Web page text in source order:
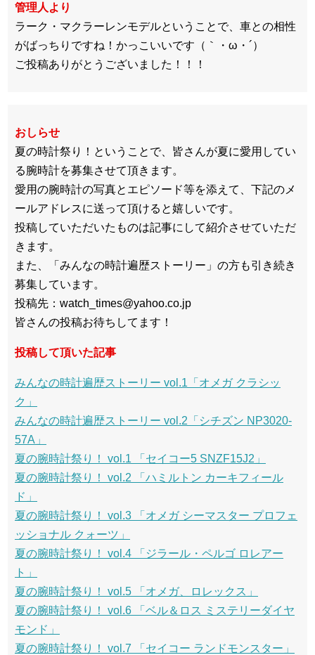
管理人より
ラーク・マクラーレンモデルということで、車との相性
がばっちりですね！かっこいいです（｀・ω・´）
ご投稿ありがとうございました！！！
おしらせ
夏の時計祭り！ということで、皆さんが夏に愛用してい
る腕時計を募集させて頂きます。
愛用の腕時計の写真とエピソード等を添えて、下記のメ
ールアドレスに送って頂けると嬉しいです。
投稿していただいたものは記事にして紹介させていただ
きます。
また、「みんなの時計遍歴ストーリー」の方も引き続き
募集しています。
投稿先：watch_times@yahoo.co.jp
皆さんの投稿お待ちしてます！
投稿して頂いた記事
みんなの時計遍歴ストーリー vol.1「オメガ クラシッ
ク」
みんなの時計遍歴ストーリー vol.2「シチズン NP3020-
57A」
夏の腕時計祭り！ vol.1 「セイコー5 SNZF15J2」
夏の腕時計祭り！ vol.2 「ハミルトン カーキフィール
ド」
夏の腕時計祭り！ vol.3 「オメガ シーマスター プロフェ
ッショナル クォーツ」
夏の腕時計祭り！ vol.4 「ジラール・ペルゴ ロレアー
ト」
夏の腕時計祭り！ vol.5 「オメガ、ロレックス」
夏の腕時計祭り！ vol.6 「ベル＆ロス ミステリーダイヤ
モンド」
夏の腕時計祭り！ vol.7 「セイコー ランドモンスター」